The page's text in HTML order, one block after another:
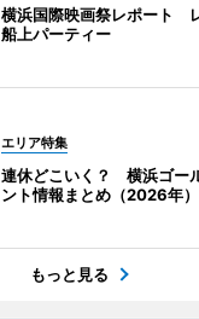
横浜国際映画祭レポート
船上パーティー
エリア特集
連休どこいく？ 横浜ゴー
ント情報まとめ（2026年）
もっと見る